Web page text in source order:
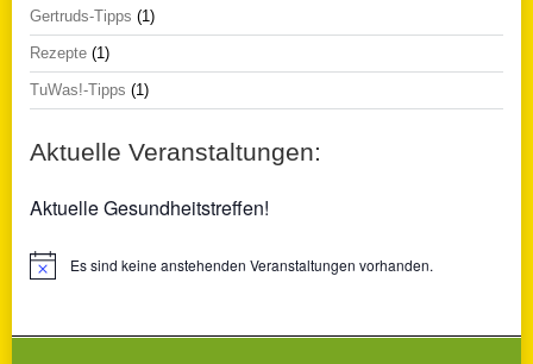
Gertruds-Tipps (1)
Rezepte (1)
TuWas!-Tipps (1)
Aktuelle Veranstaltungen:
Aktuelle Gesundheitstreffen!
HinweisEs sind keine anstehenden Veranstaltungen vorhanden.